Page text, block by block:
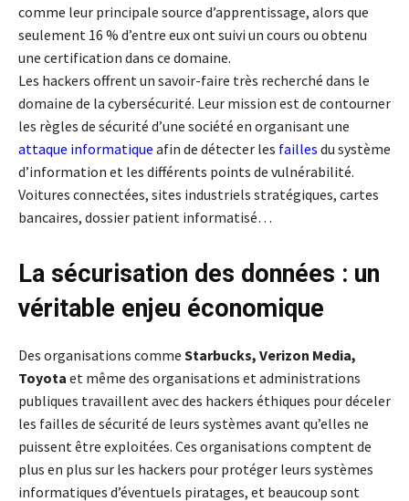
comme leur principale source d’apprentissage, alors que
seulement 16 % d’entre eux ont suivi un cours ou obtenu
une certification dans ce domaine.
Les hackers offrent un savoir-faire très recherché dans le
domaine de la cybersécurité. Leur mission est de contourner
les règles de sécurité d’une société en organisant une
attaque informatique afin de détecter les failles du système
d’information et les différents points de vulnérabilité.
Voitures connectées, sites industriels stratégiques, cartes
bancaires, dossier patient informatisé…
La sécurisation des données : un
véritable enjeu économique
Des organisations comme Starbucks, Verizon Media,
Toyota et même des organisations et administrations
publiques travaillent avec des hackers éthiques pour déceler
les failles de sécurité de leurs systèmes avant qu’elles ne
puissent être exploitées. Ces organisations comptent de
plus en plus sur les hackers pour protéger leurs systèmes
informatiques d’éventuels piratages, et beaucoup sont